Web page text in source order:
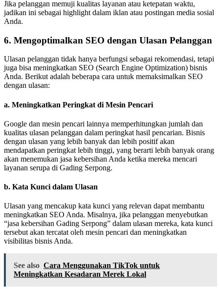
Jika pelanggan memuji kualitas layanan atau ketepatan waktu,
jadikan ini sebagai highlight dalam iklan atau postingan media sosial
Anda.
6. Mengoptimalkan SEO dengan Ulasan Pelanggan
Ulasan pelanggan tidak hanya berfungsi sebagai rekomendasi, tetapi
juga bisa meningkatkan SEO (Search Engine Optimization) bisnis
Anda. Berikut adalah beberapa cara untuk memaksimalkan SEO
dengan ulasan:
a. Meningkatkan Peringkat di Mesin Pencari
Google dan mesin pencari lainnya memperhitungkan jumlah dan
kualitas ulasan pelanggan dalam peringkat hasil pencarian. Bisnis
dengan ulasan yang lebih banyak dan lebih positif akan
mendapatkan peringkat lebih tinggi, yang berarti lebih banyak orang
akan menemukan jasa kebersihan Anda ketika mereka mencari
layanan serupa di Gading Serpong.
b. Kata Kunci dalam Ulasan
Ulasan yang mencakup kata kunci yang relevan dapat membantu
meningkatkan SEO Anda. Misalnya, jika pelanggan menyebutkan
“jasa kebersihan Gading Serpong” dalam ulasan mereka, kata kunci
tersebut akan tercatat oleh mesin pencari dan meningkatkan
visibilitas bisnis Anda.
See also Cara Menggunakan TikTok untuk
Meningkatkan Kesadaran Merek Lokal